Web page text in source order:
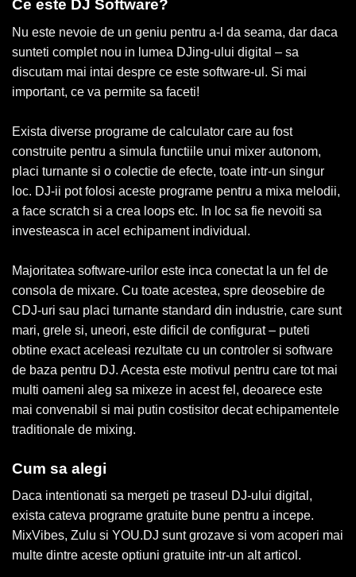
Ce este DJ Software?
Nu este nevoie de un geniu pentru a-l da seama, dar daca
sunteti complet nou in lumea DJing-ului digital – sa
discutam mai intai despre ce este software-ul. Si mai
important, ce va permite sa faceti!
Exista diverse programe de calculator care au fost
construite pentru a simula functiile unui mixer autonom,
placi turnante si o colectie de efecte, toate intr-un singur
loc. DJ-ii pot folosi aceste programe pentru a mixa melodii,
a face scratch si a crea loops etc. In loc sa fie nevoiti sa
investeasca in acel echipament individual.
Majoritatea software-urilor este inca conectat la un fel de
consola de mixare. Cu toate acestea, spre deosebire de
CDJ-uri sau placi turnante standard din industrie, care sunt
mari, grele si, uneori, este dificil de configurat – puteti
obtine exact aceleasi rezultate cu un controler si software
de baza pentru DJ. Acesta este motivul pentru care tot mai
multi oameni aleg sa mixeze in acest fel, deoarece este
mai convenabil si mai putin costisitor decat echipamentele
traditionale de mixing.
Cum sa alegi
Daca intentionati sa mergeti pe traseul DJ-ului digital,
exista cateva programe gratuite bune pentru a incepe.
MixVibes, Zulu si YOU.DJ sunt grozave si vom acoperi mai
multe dintre aceste optiuni gratuite intr-un alt articol.